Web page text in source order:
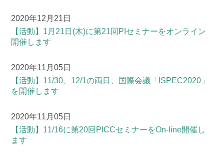
2020年12月21日
【活動】 1月21日(木)に第21回PIセミナーをオンライン
開催します
2020年11月05日
【活動】 11/30、12/1の両日、国際会議「ISPEC2020」
を開催します
2020年11月05日
【活動】 11/16に第20回PICCセミナーをOn-line開催し
ます